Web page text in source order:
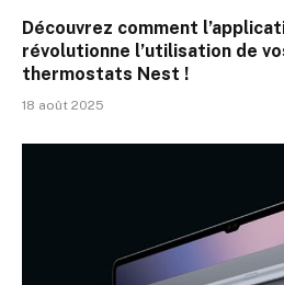
Découvrez comment
révolutionne l’utilisation de
thermostats Nest !
18 août 2025